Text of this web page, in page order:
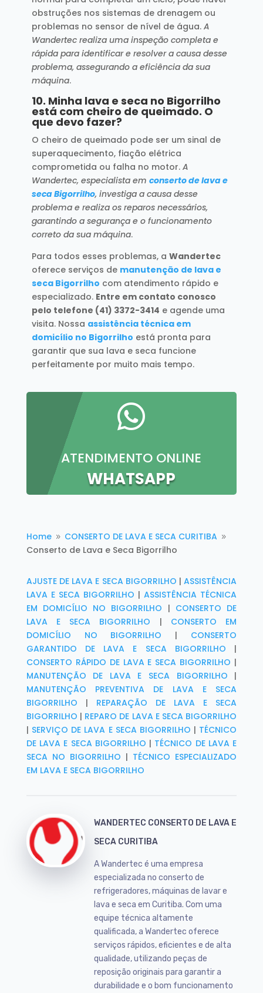
obstruções nos sistemas de drenagem ou
problemas no sensor de nível de água. A
Wandertec realiza uma inspeção completa e
rápida para identificar e resolver a causa desse
problema, assegurando a eficiência da sua
máquina.
10. Minha lava e seca no Bigorrilho
está com cheiro de queimado. O
que devo fazer?
O cheiro de queimado pode ser um sinal de
superaquecimento, fiação elétrica
comprometida ou falha no motor. A
Wandertec, especialista em conserto de lava e
seca Bigorrilho, investiga a causa desse
problema e realiza os reparos necessários,
garantindo a segurança e o funcionamento
correto da sua máquina.
Para todos esses problemas, a Wandertec
oferece serviços de manutenção de lava e
seca Bigorrilho com atendimento rápido e
especializado. Entre em contato conosco
pelo telefone (41) 3372-3414 e agende uma
visita. Nossa assistência técnica em
domicílio no Bigorrilho está pronta para
garantir que sua lava e seca funcione
perfeitamente por muito mais tempo.

ATENDIMENTO ONLINE
WHATSAPP
Home 9 CONSERTO DE LAVA E SECA CURITIBA 9
Conserto de Lava e Seca Bigorrilho
AJUSTE DE LAVA E SECA BIGORRILHO |ASSISTÊNCIA
LAVA E SECA BIGORRILHO |ASSISTÊNCIA TÉCNICA
EM DOMICÍLIO NO BIGORRILHO | CONSERTO DE
LAVA E SECA BIGORRILHO | CONSERTO EM
DOMICÍLIO NO BIGORRILHO | CONSERTO
GARANTIDO DE LAVA E SECA BIGORRILHO |
CONSERTO RÁPIDO DE LAVA E SECA BIGORRILHO |
MANUTENÇÃO DE LAVA E SECA BIGORRILHO |
MANUTENÇÃO PREVENTIVA DE LAVA E SECA
BIGORRILHO | REPARAÇÃO DE LAVA E SECA
BIGORRILHO | REPARO DE LAVA E SECA BIGORRILHO
| SERVIÇO DE LAVA E SECA BIGORRILHO | TÉCNICO
DE LAVA E SECA BIGORRILHO | TÉCNICO DE LAVA E
SECA NO BIGORRILHO | TÉCNICO ESPECIALIZADO
EM LAVA E SECA BIGORRILHO
WANDERTEC CONSERTO DE LAVA E
SECA CURITIBA
A Wandertec é uma empresa
especializada no conserto de
refrigeradores, máquinas de lavar e
lava e seca em Curitiba. Com uma
equipe técnica altamente
qualificada, a Wandertec oferece
serviços rápidos, eficientes e de alta
qualidade, utilizando peças de
reposição originais para garantir a
durabilidade e o bom funcionamento